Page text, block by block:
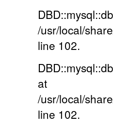
/usr/local/
line 102.
at
/usr/local/
line 102.